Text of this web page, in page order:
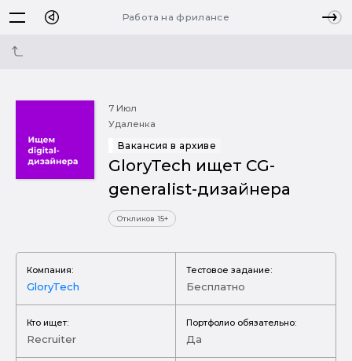
Работа на фрилансе
7 Июл
Удаленка
Вакансия в архиве
GloryTech ищет CG-
generalist-дизайнера
Откликов 15+
Компания:
GloryTech
Тестовое задание:
Бесплатно
Кто ищет:
Recruiter
Портфолио обязательно:
Да